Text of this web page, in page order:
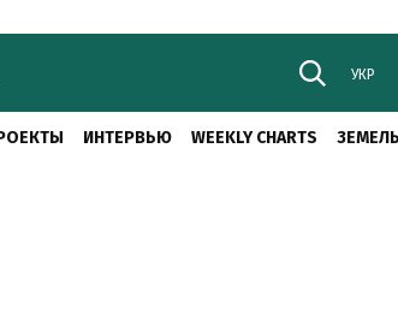
УКР
ИНТЕРВЬЮ WEEKLY CHARTS